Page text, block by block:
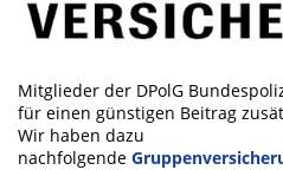
Mitglieder der DPolG
für einen günstigen Beitrag
Wir haben dazu
nachfolgende